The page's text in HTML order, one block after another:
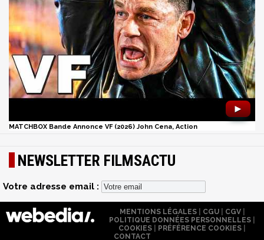
►
MATCHBOX Bande Annonce VF (2026) John Cena, Action
NEWSLETTER FILMSACTU
Votre adresse email :
MENTIONS LÉGALES| CGU| CGV|
POLITIQUE DONNÉES PERSONNELLES
COOKIES
PRÉFÉRENCE COOKIES
CONTACT